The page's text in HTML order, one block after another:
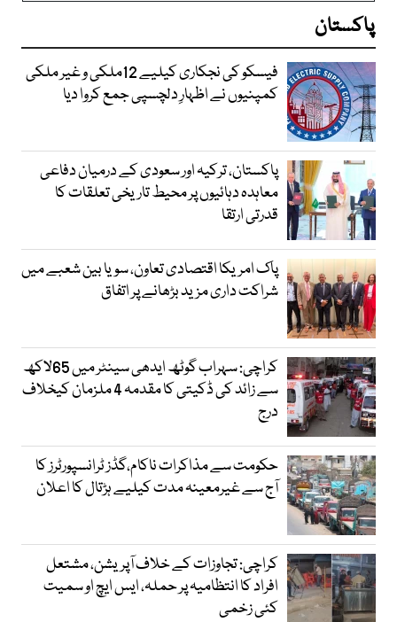
پاکستان
فیسکو کی نجکاری کیلیے 12ملکی و غیر ملکی
کمپنیوں نے اظہارِ دلچسپی جمع کروا دیا
پاکستان، ترکیہ اور سعودی کے درمیان دفاعی
معاہدہ دہائیوں پر محیط تاریخی تعلقات کا
قدرتی ارتقا
پاک امریکا اقتصادی تعاون، سویا بین شعبے میں
شراکت داری مزید بڑھانے پر اتفاق
کراچی: سہراب گوٹھ ایدھی سینٹر میں 65لاکھ
سے زائد کی ڈکیتی کا مقدمہ 4 ملزمان کیخلاف
درج
حکومت سے مذاکرات ناکام،گڈز ٹرانسپورٹرز کا
آج سے غیرمعینہ مدت کیلیے ہڑتال کا اعلان
کراچی: تجاوزات کے خلاف آپریشن، مشتعل
افراد کا انتظامیہ پر حملہ، ایس ایچ او سمیت
کئی زخمی